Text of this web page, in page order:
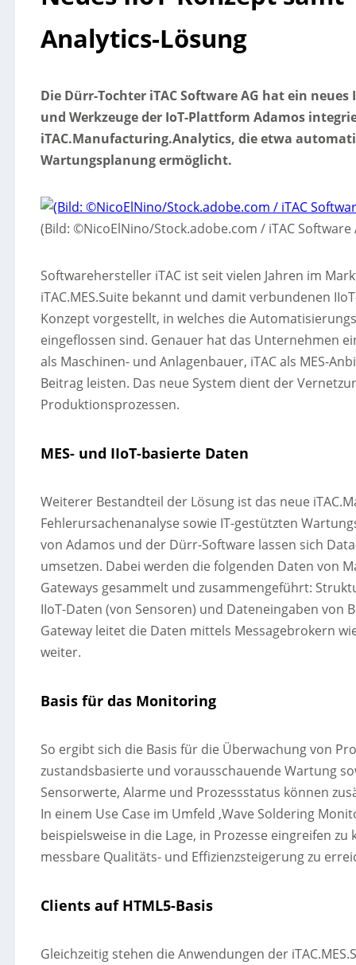
Analytics-Lösung
Die Dürr-Tochter iTAC Software AG hat ein
und Werkzeuge der IoT-Plattform Adamos
iTAC.Manufacturing.Analytics, die etwa
Wartungsplanung ermöglicht.
(Bild: ©NicoElNino/Stock.adobe.com / iTAC Software
Softwarehersteller iTAC ist seit vielen Jahren im
iTAC.MES.Suite bekannt und damit verbundenen
Konzept vorgestellt, in welches die
eingeflossen sind. Genauer hat das Unternehmen
als Maschinen- und Anlagenbauer, iTAC als MES-
Beitrag leisten. Das neue System dient der
Produktionsprozessen.
MES- und IIoT-basierte Daten
Weiterer Bestandteil der Lösung ist das neue
Fehlerursachenanalyse sowie IT-gestützten
von Adamos und der Dürr-Software lassen sich
umsetzen. Dabei werden die folgenden Daten von
Gateways gesammelt und zusammengeführt:
IIoT-Daten (von Sensoren) und Dateneingaben von
Gateway leitet die Daten mittels Messagebrokern
weiter.
Basis für das Monitoring
So ergibt sich die Basis für die Überwachung von
zustandsbasierte und vorausschauende Wartung
Sensorwerte, Alarme und Prozessstatus können
In einem Use Case im Umfeld ‚Wave Soldering
beispielsweise in die Lage, in Prozesse eingreifen
messbare Qualitäts- und Effizienzsteigerung zu
Clients auf HTML5-Basis
Gleichzeitig stehen die Anwendungen der